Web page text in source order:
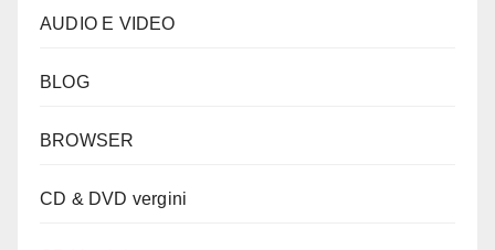
AUDIO E VIDEO
BLOG
BROWSER
CD & DVD vergini